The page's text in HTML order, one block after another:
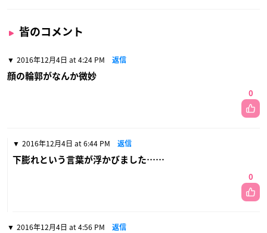
皆のコメント
2016年12月4日 at 4:24 PM 返信
顔の輪郭がなんか微妙
0
2016年12月4日 at 6:44 PM 返信
下膨れという言葉が浮かびました……
0
2016年12月4日 at 4:56 PM 返信